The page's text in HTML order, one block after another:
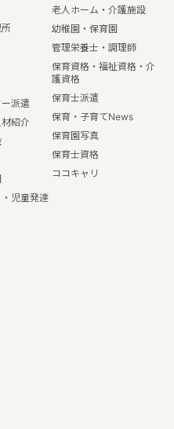
派遣
紹介
児童発達
老人ホーム・介護施設
幼稚園・保育園
管理栄養士・調理師
保育資格・福祉資格・介
護資格
保育士派遣
保育・子育てNews
保育園写真
保育士資格
ココキャリ